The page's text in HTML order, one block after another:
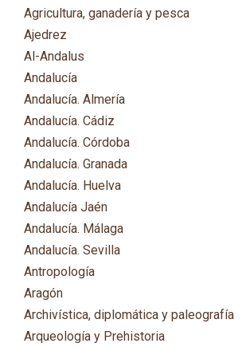
Agricultura, ganadería y pesca
Ajedrez
Al-Andalus
Andalucía
Andalucía. Almería
Andalucía. Cádiz
Andalucía. Córdoba
Andalucía. Granada
Andalucía. Huelva
Andalucía Jaén
Andalucía. Málaga
Andalucía. Sevilla
Antropología
Aragón
Archivística, diplomática y paleografía
Arqueología y Prehistoria